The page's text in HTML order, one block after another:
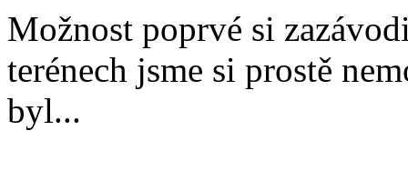
Možnost poprvé si
terénech jsme si prostě
byl...